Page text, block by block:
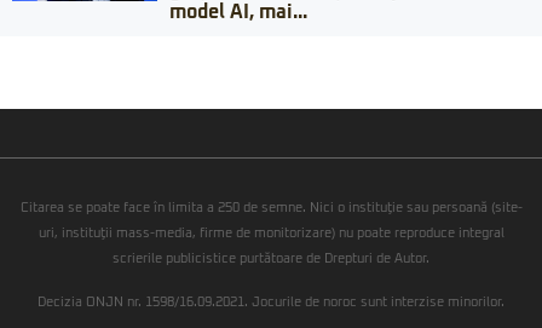
model AI, mai...
Citarea se poate face în limita a 250 de semne. Nici o instituţie sau persoană (site-
uri, instituţii mass-media, firme de monitorizare) nu poate reproduce integral
scrierile publicistice purtătoare de Drepturi de Autor.
Decizia ONJN nr. 1598/16.09.2021. Jocurile de noroc sunt interzise minorilor.